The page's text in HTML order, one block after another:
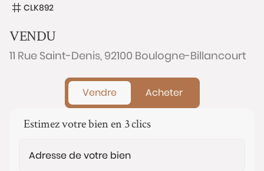
CLK892
VENDU
11 Rue Saint-Denis, 92100 Boulogne-Billancourt
Vendre Acheter
Estimez votre bien en 3 clics